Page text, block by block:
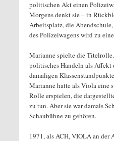
politischen Akt einen
Morgens denkt sie – in
Arbeitsplatz, die
des Polizeiwagens wird zu
Marianne spielte die
politisches Handeln als Affekt
damaligen
Marianne hatte als Viola eine
Rolle erspielen, die
zu tun. Aber sie war damals
Schaubühne zu gehören.
1971, als ACH, VIOLA an der